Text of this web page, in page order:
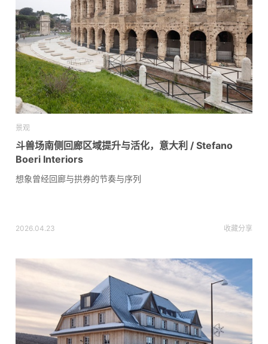
景观
斗兽场南侧回廊区域提升与活化，意大利 / Stefano
Boeri Interiors
想象曾经回廊与拱券的节奏与序列
2026.04.23 收藏分享